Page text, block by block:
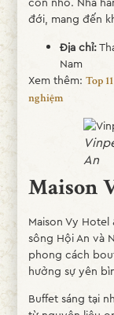
đới, mang đến
Địa chỉ:
Nam
Xem thêm: Top
nghiệm
An
Maison
Maison Vy
sông Hội An và
phong cách
hưởng sự yên
Buffet sáng tại